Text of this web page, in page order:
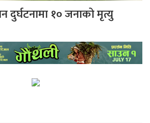
दुर्घटनामा १० जनाको मृत्यु